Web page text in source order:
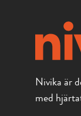
Nivika är
med